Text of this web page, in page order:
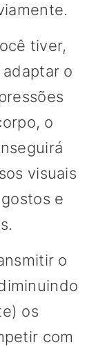
tiver,
o
o
visuais
e
o
os
com